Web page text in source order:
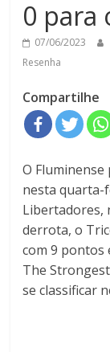
0 para
07/06/2023
Resenha
Compartilhe
O Fluminense
nesta quarta-
Libertadores,
derrota, o
com 9 pontos
The
se classificar